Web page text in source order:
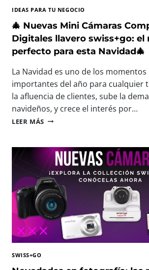
I
Y
D
I
F
R
U
T
A
R
D
M
O
M
E
N
T
O
R
E
E
N
E
E
N
P
H
O
O
R
U
M
F
E
S
T
IDEAS PARA TU NEGOCIO
🎄 Nuevas Mini Cámaras
Digitales llavero swiss+go: el
perfecto para esta Navidad🎄
La Navidad es uno de los momentos
importantes del año para cualquier
la afluencia de clientes, sube la
navideños, y crece el interés por…
LEER MÁS 🎄
E
A
S
M
I
N
I
C
Á
R
SWISS+GO